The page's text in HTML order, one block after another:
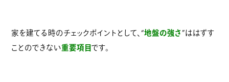
家を建てる時のチェックポイントとして、“地盤の強さ”ははずす
ことのできない重要項目です。